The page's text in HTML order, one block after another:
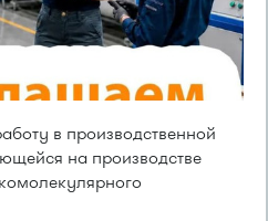
в производственной
на производстве